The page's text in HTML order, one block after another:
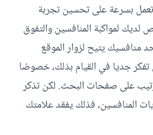
بسرعة على تحسين تجربة
لمواكبة المنافسين والتفوق
منافسيك يتيح لزوار الموقع
تفكر جديا في القيام بذلك، خصوصًا
على صفحات البحث. لكن تذكر
المنافسين، فذلك يفقد علامتك